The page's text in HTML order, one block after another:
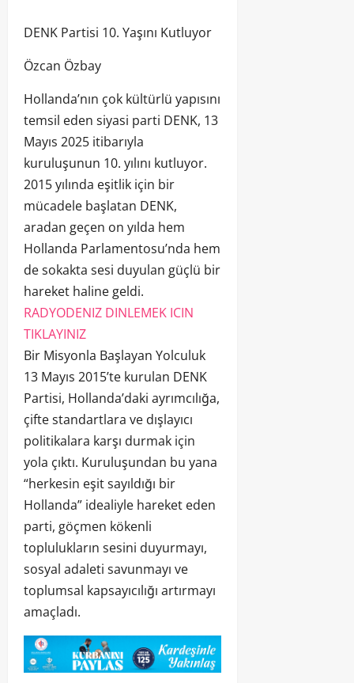
DENK Partisi 10. Yaşını Kutluyor
Özcan Özbay
Hollanda’nın çok kültürlü yapısını
temsil eden siyasi parti DENK, 13
Mayıs 2025 itibarıyla
kuruluşunun 10. yılını kutluyor.
2015 yılında eşitlik için bir
mücadele başlatan DENK,
aradan geçen on yılda hem
Hollanda Parlamentosu’nda hem
de sokakta sesi duyulan güçlü bir
hareket haline geldi.
RADYODENIZ DINLEMEK ICIN
TIKLAYINIZ
Bir Misyonla Başlayan Yolculuk
13 Mayıs 2015’te kurulan DENK
Partisi, Hollanda’daki ayrımcılığa,
çifte standartlara ve dışlayıcı
politikalara karşı durmak için
yola çıktı. Kuruluşundan bu yana
“herkesin eşit sayıldığı bir
Hollanda” idealiyle hareket eden
parti, göçmen kökenli
toplulukların sesini duyurmayı,
sosyal adaleti savunmayı ve
toplumsal kapsayıcılığı artırmayı
amaçladı.